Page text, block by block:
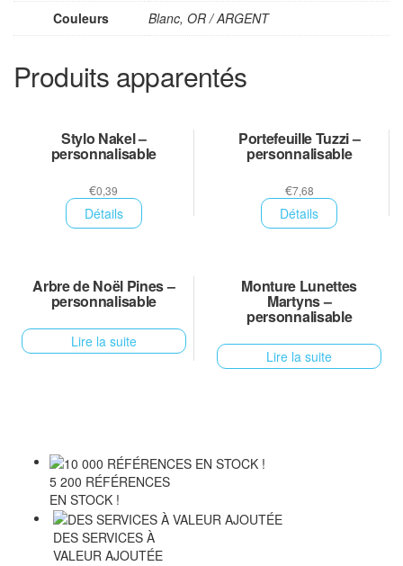
Couleurs Blanc, OR / ARGENT
Produits apparentés
Stylo Nakel –
personnalisable
€0,39
Détails
Portefeuille Tuzzi –
personnalisable
€7,68
Détails
Arbre de Noël Pines –
personnalisable
Lire la suite
Monture Lunettes
Martyns –
personnalisable
Lire la suite
5 200 RÉFÉRENCES
EN STOCK !
DES SERVICES À
VALEUR AJOUTÉE